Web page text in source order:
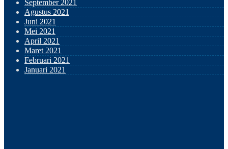
September 2021
Agustus 2021
Juni 2021
Mei 2021
April 2021
Maret 2021
Februari 2021
Januari 2021